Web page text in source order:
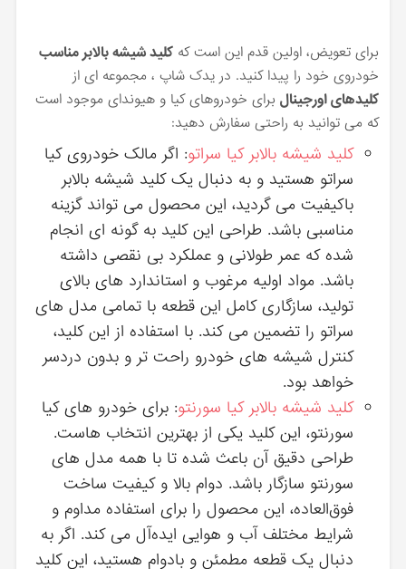
برای تعویض، اولین قدم این است کهکلید شیشه بالابر مناسب
خودروی خود را پیدا کنید. در یدک شاپ ، مجموعه ای از
کلیدهای اورجینال برای خودروهای کیا و هیوندای موجود است
که می توانید به راحتی سفارش دهید:
کلید شیشه بالابر کیا سراتو: اگر مالک خودروی کیا
سراتو هستید و به دنبال یک کلید شیشه بالابر
باکیفیت می‌ گردید، این محصول می ‌تواند گزینه
مناسبی باشد. طراحی این کلید به گونه ‌ای انجام
شده که عمر طولانی و عملکرد بی ‌نقصی داشته
باشد. مواد اولیه مرغوب و استاندارد های بالای
تولید، سازگاری کامل این قطعه با تمامی مدل‌ های
سراتو را تضمین می‌ کند. با استفاده از این کلید،
کنترل شیشه ‌های خودرو راحت ‌تر و بدون دردسر
خواهد بود.
کلید شیشه بالابر کیا سورنتو: برای خودرو های کیا
سورنتو، این کلید یکی از بهترین انتخاب‌ هاست.
طراحی دقیق آن باعث شده تا با همه مدل ‌های
سورنتو سازگار باشد. دوام بالا و کیفیت ساخت
فوق‌العاده، این محصول را برای استفاده مداوم و
شرایط مختلف آب ‌و هوایی ایده‌آل می ‌کند. اگر به
دنبال یک قطعه مطمئن و بادوام هستید، این کلید